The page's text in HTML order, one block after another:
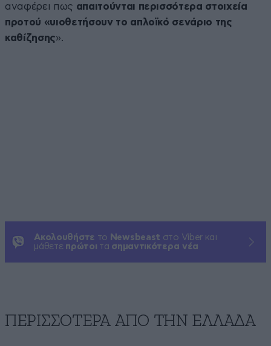
αναφέρει πως απαιτούνται περισσότερα στοιχεία
προτού «υιοθετήσουν το απλοϊκό σενάριο της
καθίζησης».
Ακολουθήστε το Newsbeast στο Viber και
μάθετε πρώτοι τα σημαντικότερα νέα
ΠΕΡΙΣΣΟΤΕΡΑ ΑΠΟ ΤΗΝ ΕΛΛΑΔΑ